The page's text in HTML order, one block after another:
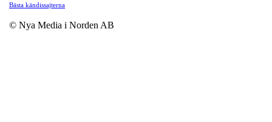
Bästa kändissajterna
© Nya Media i Norden AB